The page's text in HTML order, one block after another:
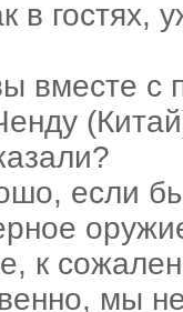
в гостях,
вместе с
если
к
мы